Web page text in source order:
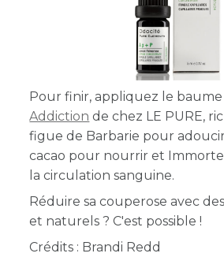
Pour finir, appliquez le
Addiction de chez LE PURE,
figue de Barbarie pour
cacao pour nourrir et
la circulation sanguine.
Réduire sa couperose avec
et naturels ? C'est possible !
Crédits : Brandi Redd